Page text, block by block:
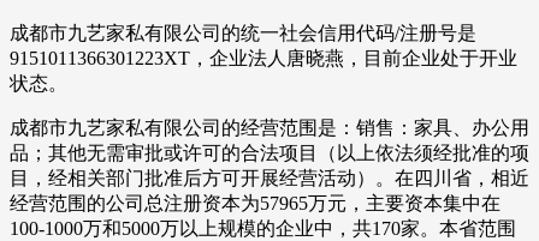
成都市九艺家私有限公司的统一社会信用代码/注册号是
9151011366301223XT，企业法人唐晓燕，目前企业处于开业
状态。
成都市九艺家私有限公司的经营范围是：销售：家具、办公用
品；其他无需审批或许可的合法项目（以上依法须经批准的项
目，经相关部门批准后方可开展经营活动）。在四川省，相近
经营范围的公司总注册资本为57965万元，主要资本集中在
100-1000万和5000万以上规模的企业中，共170家。本省范围